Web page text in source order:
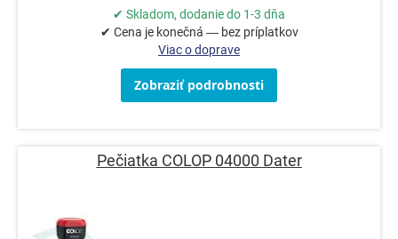
✔ Skladom, dodanie do 1-3 dňa
✔ Cena je konečná — bez príplatkov
Viac o doprave
Zobraziť podrobnosti
Pečiatka COLOP 04000 Dater